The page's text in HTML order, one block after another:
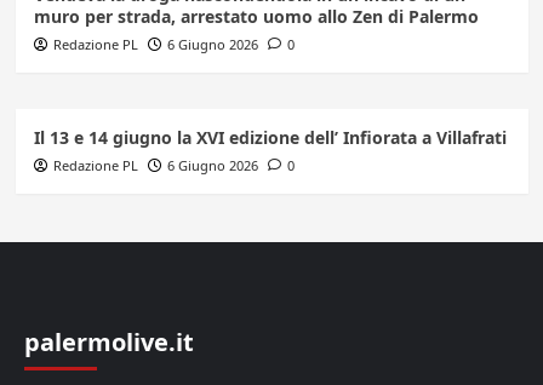
muro per strada, arrestato uomo allo Zen di Palermo
Redazione PL 6 Giugno 2026 0
Il 13 e 14 giugno la XVI edizione dell’ Infiorata a Villafrati
Redazione PL 6 Giugno 2026 0
palermolive.it